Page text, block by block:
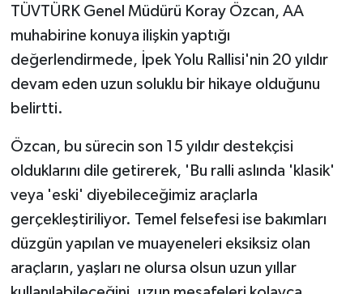
TÜVTÜRK Genel Müdürü Koray Özcan, AA
muhabirine konuya ilişkin yaptığı
değerlendirmede, İpek Yolu Rallisi'nin 20 yıldır
devam eden uzun soluklu bir hikaye olduğunu
belirtti.
Özcan, bu sürecin son 15 yıldır destekçisi
olduklarını dile getirerek, 'Bu ralli aslında 'klasik'
veya 'eski' diyebileceğimiz araçlarla
gerçekleştiriliyor. Temel felsefesi ise bakımları
düzgün yapılan ve muayeneleri eksiksiz olan
araçların, yaşları ne olursa olsun uzun yıllar